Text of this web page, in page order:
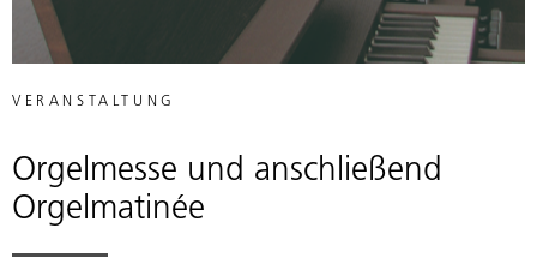
VERANSTALTUNG
Orgelmesse und anschließend
Orgelmatinée